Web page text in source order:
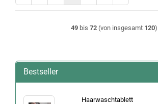
49 bis 72 (von insgesamt 120)
Bestseller
Haarwaschtablett